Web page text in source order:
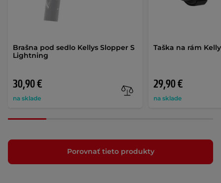
Brašna pod sedlo Kellys Slopper S
Lightning
30,90 €
na sklade
Taška na rám
29,90 €
na sklade
Porovnať tieto produkty